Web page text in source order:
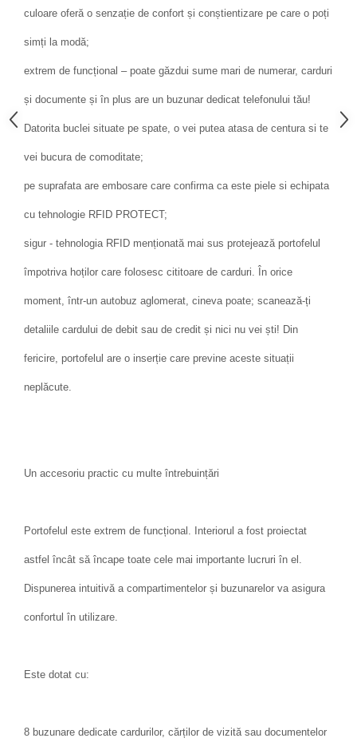
culoare oferă o senzație de confort și conștientizare pe care o poți
simți la modă;
extrem de funcțional – poate găzdui sume mari de numerar, carduri
și documente și în plus are un buzunar dedicat telefonului tău!
Datorita buclei situate pe spate, o vei putea atasa de centura si te
vei bucura de comoditate;
pe suprafata are embosare care confirma ca este piele si echipata
cu tehnologie RFID PROTECT;
sigur - tehnologia RFID menționată mai sus protejează portofelul
împotriva hoților care folosesc cititoare de carduri. În orice
moment, într-un autobuz aglomerat, cineva poate; scanează-ți
detaliile cardului de debit sau de credit și nici nu vei ști! Din
fericire, portofelul are o inserție care previne aceste situații
neplăcute.
Un accesoriu practic cu multe întrebuințări
Portofelul este extrem de funcțional. Interiorul a fost proiectat
astfel încât să încape toate cele mai importante lucruri în el.
Dispunerea intuitivă a compartimentelor și buzunarelor va asigura
confortul în utilizare.
Este dotat cu:
8 buzunare dedicate cardurilor, cărților de vizită sau documentelor